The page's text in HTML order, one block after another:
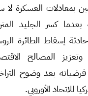
بمعادلات العسكرة لا
كسر الجليد
إسقاط الطائرة
وتعزيز المصالح
بعد وضوح
للاتحاد الأوروبي.